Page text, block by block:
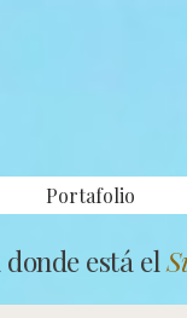
Portafolio
donde está el